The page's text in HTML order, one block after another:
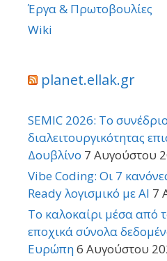
Έργα & Πρωτοβουλίες
Wiki
planet.ellak.gr
SEMIC 2026: Το
διαλειτουργικότητας
Δουβλίνο 7 Αυγούστου
Vibe Coding: Οι 7
Ready λογισμικό με AI 7
Το καλοκαίρι μέσα από
εποχικά σύνολα
Ευρώπη6 Αυγούστου